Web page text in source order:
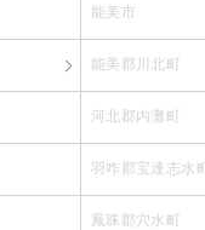
能美市
能美郡川北町
河北郡内灘町
羽咋郡宝達志水町
鳳珠郡穴水町